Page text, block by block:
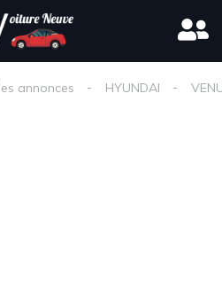
annonces HYUNDAI